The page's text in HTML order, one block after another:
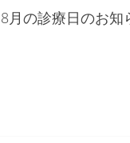
8月の診療日のお知